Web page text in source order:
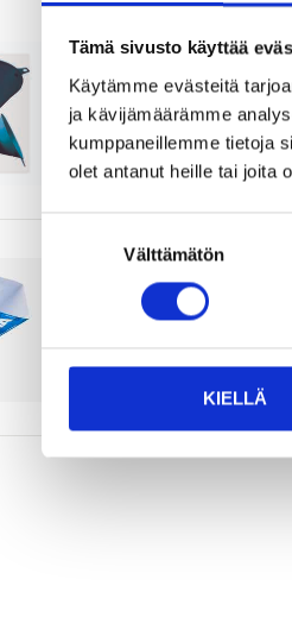
Tämä sivusto käyttää
Käytämme evästeitä
ja kävijämäärämme
kumppaneillemme tietoja
olet antanut heille tai joita
Välttämätön
KIELLÄ
Funnels, set of 3
19-1667
In stock in
25
Sold online
In stock in25store